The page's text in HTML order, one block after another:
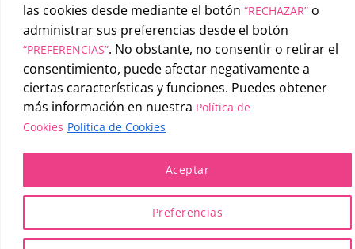
las cookies desde mediante el botón “RECHAZAR” o
administrar sus preferencias desde el botón
“PREFERENCIAS”. No obstante, no consentir o retirar el
consentimiento, puede afectar negativamente a
ciertas características y funciones. Puedes obtener
más información en nuestra Política de
Cookies Política de Cookies
Preferencias
Aceptar
Condiciones generales de uso
privacidad-Política de cookies